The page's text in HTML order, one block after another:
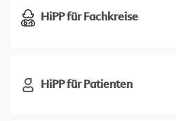
HiPP für Fachkreise
HiPP für Patienten